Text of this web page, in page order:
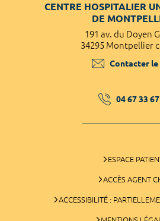
CENTRE HOSPITALIER
DE
191 av. du Doyen
34295 Montpellier
Contacter le
04 67 33
ESPACE
ACCÈS AGENT
ACCESSIBILITÉ :